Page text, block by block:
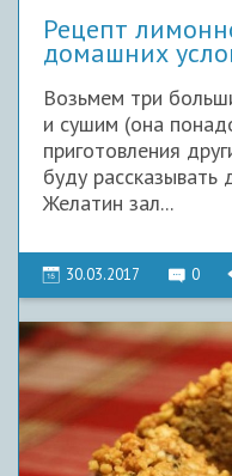
Рецепт
домашних
Возьмем три
и сушим (она
приготовления
буду рассказывать
Желатин зал...
30.03.2017 0